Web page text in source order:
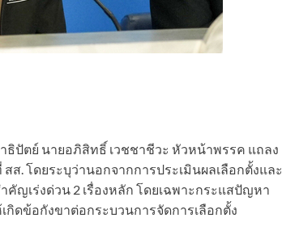
ธิปัตย์ นายอภิสิทธิ์ เวชชาชีวะ หัวหน้าพรรค แถลง
. โดยระบุว่านอกจากการประเมินผลเลือกตั้งและ
เร่งด่วน 2 เรื่องหลัก โดยเฉพาะกระแสปัญหา
ดข้อกังขาต่อกระบวนการจัดการเลือกตั้ง